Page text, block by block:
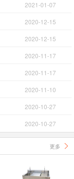
2021-01-07
2020-12-15
2020-12-15
2020-11-17
2020-11-17
2020-11-10
2020-10-27
2020-10-27
更多 